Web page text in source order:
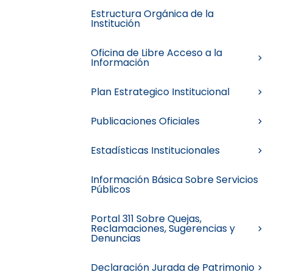
Estructura Orgánica de la
Institución
Oficina de Libre Acceso a la
Información
Plan Estrategico Institucional
Publicaciones Oficiales
Estadísticas Institucionales
Información Básica Sobre Servicios
Públicos
Portal 311 Sobre Quejas,
Reclamaciones, Sugerencias y
Denuncias
Declaración Jurada de Patrimonio